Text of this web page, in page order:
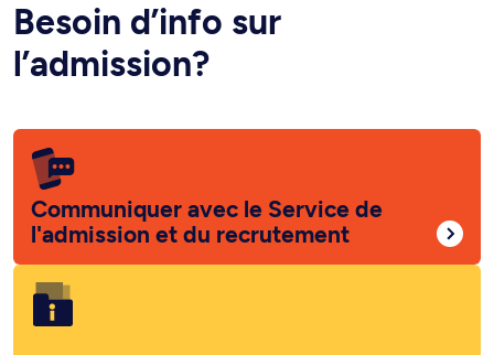
Besoin d’info sur
l’admission?
Communiquer avec le Service de
l'admission et du recrutement